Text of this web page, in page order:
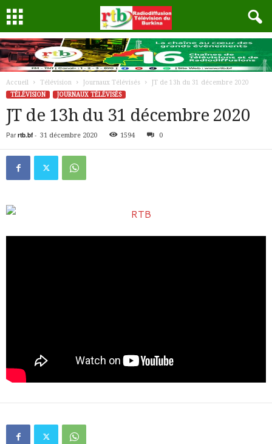
Accueil Télévision Journaux Télévisés
JT de 13h du 31 décembre 2020
TÉLÉVISION
JOURNAUX TÉLÉVISÉS
JT de 13h du 31 décembre 2020
Par rtb.bf- 31 décembre 2020 1594 0